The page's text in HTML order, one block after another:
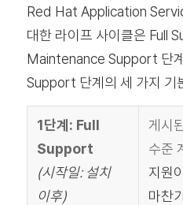
Red Hat Application
대한 라이프 사이클은 Full
Maintenance Support 단
Support 단계의 세 가지 기
1단계: Full
Support
(시작일: 설치
이후)
게시
수준
지원
마찬